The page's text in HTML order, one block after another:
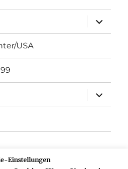
öffnen
USA
öffnen
Einstellungen